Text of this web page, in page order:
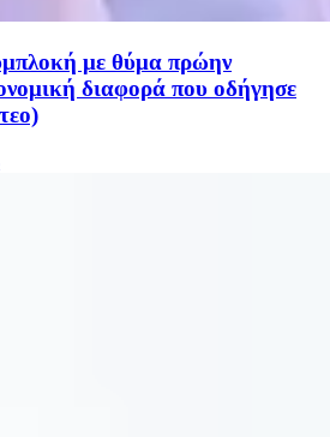
με θύμα πρώην
διαφορά που οδήγησε